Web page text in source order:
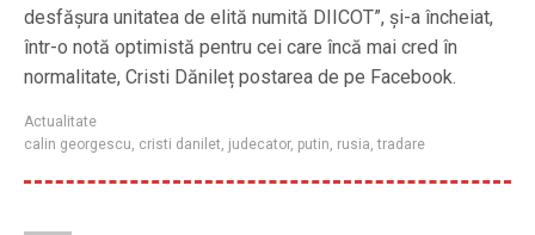
desfășura unitatea de elită numită DIICOT”, și-a încheiat,
într-o notă optimistă pentru cei care încă mai cred în
normalitate, Cristi Dănileț postarea de pe Facebook.
Actualitate
calin georgescu, cristi danilet, judecator, putin, rusia,tradare